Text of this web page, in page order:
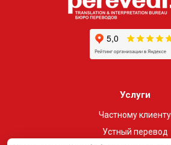
Услуги
Частному клиенту
Устный перевод